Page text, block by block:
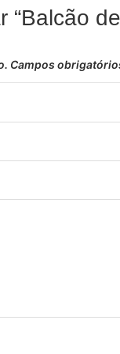
“Balcão
Campos